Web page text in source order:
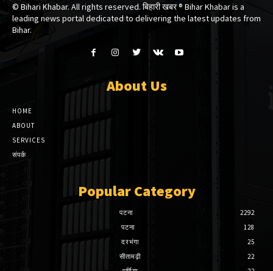
© Bihari Khabar. All rights reserved. बिहारी खबर ®​ Bihar Khabar is a
leading news portal dedicated to delivering the latest updates from
Bihar.
About Us
HOME
ABOUT
SERVICES
संपर्क
Popular Category
पटना
2292
पटना
128
दरभंगा
25
सीतामढ़ी
22